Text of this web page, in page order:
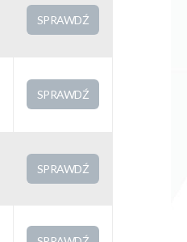
SPRAWDŹ
SPRAWDŹ
SPRAWDŹ